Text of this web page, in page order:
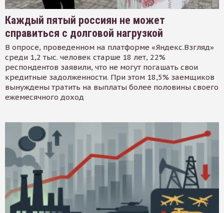
Каждый пятый россиян не может
справиться с долговой нагрузкой
В опросе, проведенном на платформе «Яндекс.Взгляд»
среди 1,2 тыс. человек старше 18 лет, 22%
респондентов заявили, что не могут погашать свои
кредитные задолженности. При этом 18,5% заемщиков
вынуждены тратить на выплаты более половины своего
ежемесячного доход